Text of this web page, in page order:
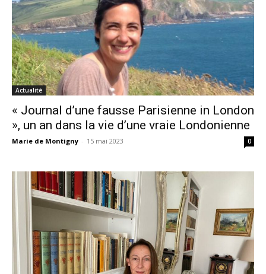
Actualité
« Journal d’une fausse Parisienne in London
», un an dans la vie d’une vraie Londonienne
Marie de Montigny - 15 mai 2023 0